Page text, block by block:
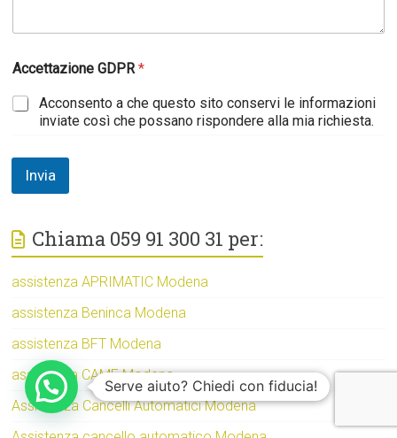
Accettazione GDPR*
Acconsento a che questo sito conservi le informazioni
inviate così che possano rispondere alla mia richiesta.
Invia
Chiama 059 91 300 31 per:
assistenza APRIMATIC Modena
assistenza Beninca Modena
assistenza BFT Modena
assistenza CAME Modena
Assistenza Cancelli Automatici Modena
Serve aiuto? Chiedi con fiducia!